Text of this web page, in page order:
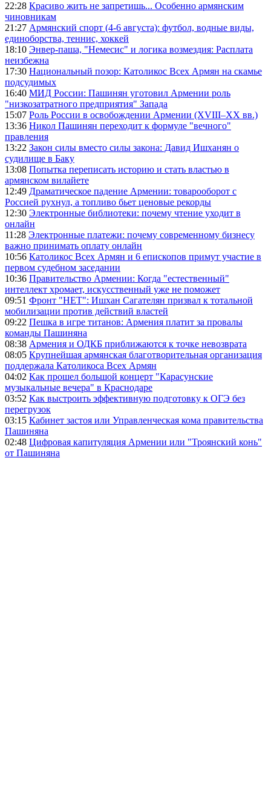
22:28 Красиво жить не запретишь... Особенно армянским
чиновникам
21:27 Армянский спорт (4-6 августа): футбол, водные виды,
единоборства, теннис, хоккей
18:10 Энвер-паша, "Немесис" и логика возмездия: Расплата
неизбежна
17:30 Национальный позор: Католикос Всех Армян на скамье
подсудимых
16:40 МИД России: Пашинян уготовил Армении роль
"низкозатратного предприятия" Запада
15:07 Роль России в освобождении Армении (XVIII–XX вв.)
13:36 Никол Пашинян переходит к формуле "вечного"
правления
13:22 Закон силы вместо силы закона: Давид Ишханян о
судилище в Баку
13:08 Попытка переписать историю и стать властью в
армянском вилайете
12:49 Драматическое падение Армении: товарооборот с
Россией рухнул, а топливо бьет ценовые рекорды
12:30 Электронные библиотеки: почему чтение уходит в
онлайн
11:28 Электронные платежи: почему современному бизнесу
важно принимать оплату онлайн
10:56 Католикос Всех Армян и 6 епископов примут участие в
первом судебном заседании
10:36 Правительство Армении: Когда "естественный"
интеллект хромает, искусственный уже не поможет
09:51 Фронт "НЕТ": Ишхан Сагателян призвал к тотальной
мобилизации против действий властей
09:22 Пешка в игре титанов: Армения платит за провалы
команды Пашиняна
08:38 Армения и ОДКБ приближаются к точке невозврата
08:05 Крупнейшая армянская благотворительная организация
поддержала Католикоса Всех Армян
04:02 Как прошел большой концерт "Карасунские
музыкальные вечера" в Краснодаре
03:52 Как выстроить эффективную подготовку к ОГЭ без
перегрузок
03:15 Кабинет застоя или Управленческая кома правительства
Пашиняна
02:48 Цифровая капитуляция Армении или "Троянский конь"
от Пашиняна